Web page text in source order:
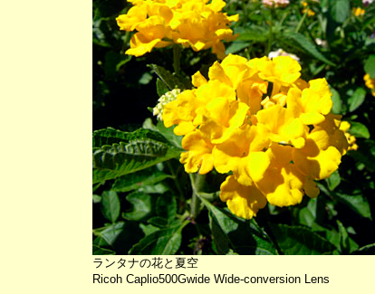
ランタナの花と夏空
Ricoh Caplio500Gwide Wide-conversion Lens